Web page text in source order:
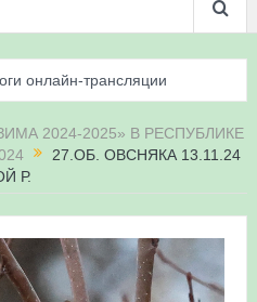
году
вечера-2026» в
2026» в
2024-2025» В РЕСПУБЛИКЕ
27.ОБ. ОВСНЯКА 13.11.24
Р.